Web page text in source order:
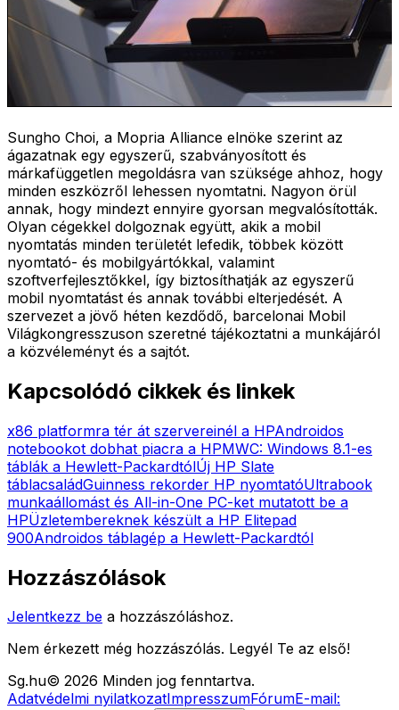
Sungho Choi, a Mopria Alliance elnöke szerint az
ágazatnak egy egyszerű, szabványosított és
márkafüggetlen megoldásra van szüksége ahhoz, hogy
minden eszközről lehessen nyomtatni. Nagyon örül
annak, hogy mindezt ennyire gyorsan megvalósították.
Olyan cégekkel dolgoznak együtt, akik a mobil
nyomtatás minden területét lefedik, többek között
nyomtató- és mobilgyártókkal, valamint
szoftverfejlesztőkkel, így biztosíthatják az egyszerű
mobil nyomtatást és annak további elterjedését. A
szervezet a jövő héten kezdődő, barcelonai Mobil
Világkongresszuson szeretné tájékoztatni a munkájáról
a közvéleményt és a sajtót.
Kapcsolódó cikkek és linkek
x86 platformra tér át szervereinél a HPAndroidos
notebookot dobhat piacra a HPMWC: Windows 8.1-es
táblák a Hewlett-PackardtólÚj HP Slate
táblacsaládGuinness rekorder HP nyomtatóUltrabook
munkaállomást és All-in-One PC-ket mutatott be a
HPÜzletembereknek készült a HP Elitepad
900Androidos táblagép a Hewlett-Packardtól
Hozzászólások
Jelentkezz be a hozzászóláshoz.
Nem érkezett még hozzászólás. Legyél Te az első!
Sg.hu© 2026 Minden jog fenntartva.
Adatvédelmi nyilatkozatImpresszumFórumE-mail: